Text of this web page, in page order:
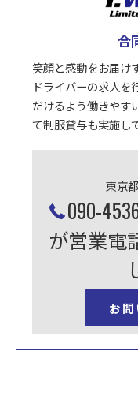
合
笑顔と感動をお届け
ドライバーの求人を
だけるよう働きやす
て制服貸与も実施し
東京
090-
が営業電
お